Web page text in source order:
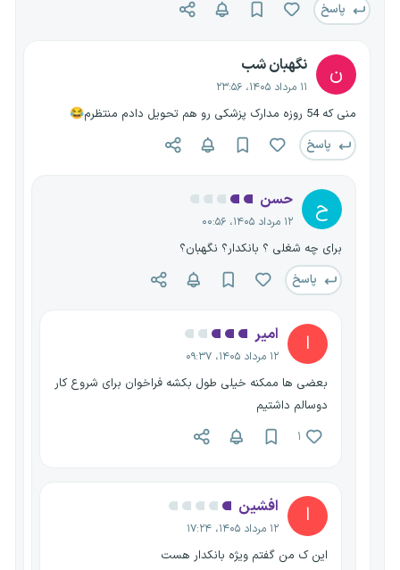
پاسخ
ن نگهبان شب
۱۱ مرداد ۱۴۰۵، ۲۳:۵۶
منی که 54 روزه مدارک پزشکی رو هم تحویل دادم منتظرم😂
پاسخ
ح حسن
۱۲ مرداد ۱۴۰۵، ۰۰:۵۶
برای چه شغلی ؟ بانکدار؟ نگهبان؟
پاسخ
ا امیر
۱۲ مرداد ۱۴۰۵، ۰۹:۳۷
بعضی ها ممکنه خیلی طول بکشه فراخوان برای شروع کار
دوسالم داشتیم
۱
ا افشین
۱۲ مرداد ۱۴۰۵، ۱۷:۲۴
این ک من گفتم ویژه بانکدار هست